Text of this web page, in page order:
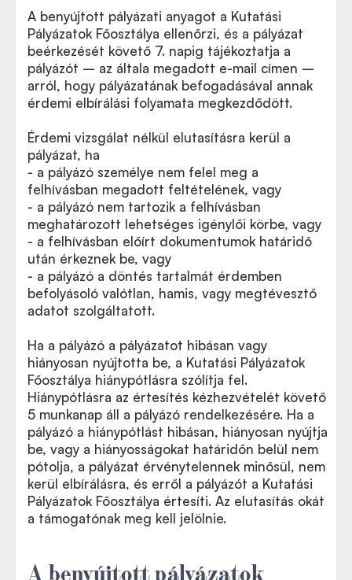
A benyújtott pályázati anyagot a Kutatási
Pályázatok Főosztálya ellenőrzi, és a pályázat
beérkezését követő 7. napig tájékoztatja a
pályázót – az általa megadott e-mail címen –
arról, hogy pályázatának befogadásával annak
érdemi elbírálási folyamata megkezdődött.
Érdemi vizsgálat nélkül elutasításra kerül a
pályázat, ha
- a pályázó személye nem felel meg a
felhívásban megadott feltételének, vagy
- a pályázó nem tartozik a felhívásban
meghatározott lehetséges igénylői körbe, vagy
- a felhívásban előírt dokumentumok határidő
után érkeznek be, vagy
- a pályázó a döntés tartalmát érdemben
befolyásoló valótlan, hamis, vagy megtévesztő
adatot szolgáltatott.
Ha a pályázó a pályázatot hibásan vagy
hiányosan nyújtotta be, a Kutatási Pályázatok
Főosztálya hiánypótlásra szólítja fel.
Hiánypótlásra az értesítés kézhezvételét követő
5 munkanap áll a pályázó rendelkezésére. Ha a
pályázó a hiánypótlást hibásan, hiányosan nyújtja
be, vagy a hiányosságokat határidőn belül nem
pótolja, a pályázat érvénytelennek minősül, nem
kerül elbírálásra, és erről a pályázót a Kutatási
Pályázatok Főosztálya értesíti. Az elutasítás okát
a támogatónak meg kell jelölnie.
A benyújtott pályázatok